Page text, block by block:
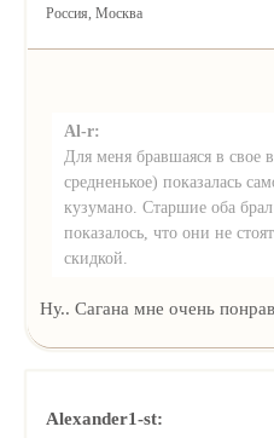
Россия, Москва
Al-r:
Для меня бравшаяся в свое
средненькое) показалась
кузумано. Старшие оба
показалось, что они не
скидкой.
Ну.. Сагана мне очень
Alexander1-st: